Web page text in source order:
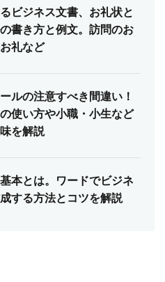
ビジネス文書、お礼状と
書き方と例文。訪問のお
礼など
ルの注意すべき間違い！
使い方や小職・小生など
を解説
本とは。ワードでビジネ
する方法とコツを解説